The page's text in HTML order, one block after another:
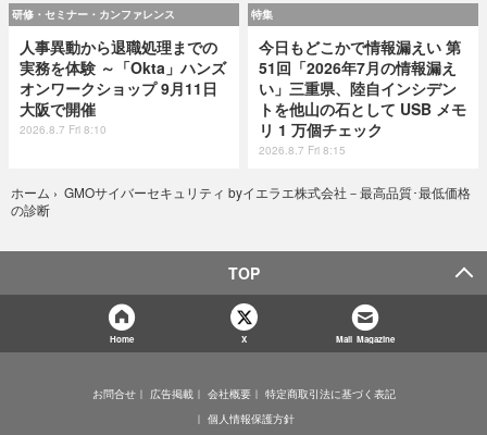
研修・セミナー・カンファレンス
人事異動から退職処理までの
実務を体験 ～「Okta」ハンズ
オンワークショップ 9月11日
大阪で開催
2026.8.7 Fri 8:10
特集
今日もどこかで情報漏えい 第
51回「2026年7月の情報漏え
い」三重県、陸自インシデン
トを他山の石として USB メモ
リ 1 万個チェック
2026.8.7 Fri 8:15
ホーム › GMOサイバーセキュリティ byイエラエ株式会社－最高品質･最低価格
の診断
TOP
Home X Mail Magazine
お問合せ 広告掲載 会社概要
特定商取引法に基づく表記
個人情報保護方針